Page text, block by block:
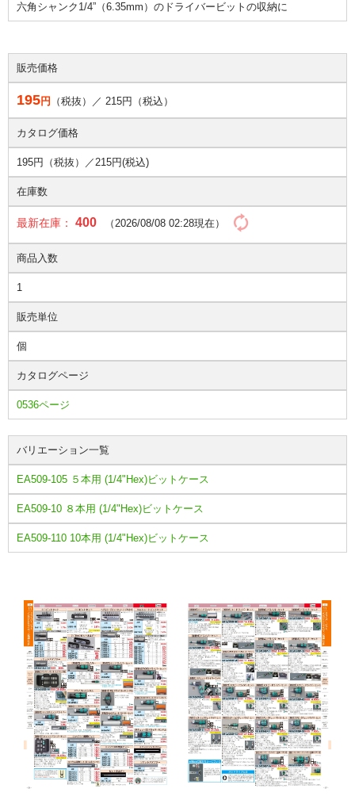
六角シャンク1/4”（6.35mm）のドライバービットの収納に
販売価格
195円 （税抜）／ 215円（税込）
カタログ価格
195円（税抜）／215円(税込)
在庫数
最新在庫： 400 （2026/08/08 02:28現在）
商品入数
1
販売単位
個
カタログページ
0536ページ
バリエーション一覧
EA509-105 ５本用 (1/4"Hex)ビットケース
EA509-10 ８本用 (1/4"Hex)ビットケース
EA509-110 10本用 (1/4"Hex)ビットケース